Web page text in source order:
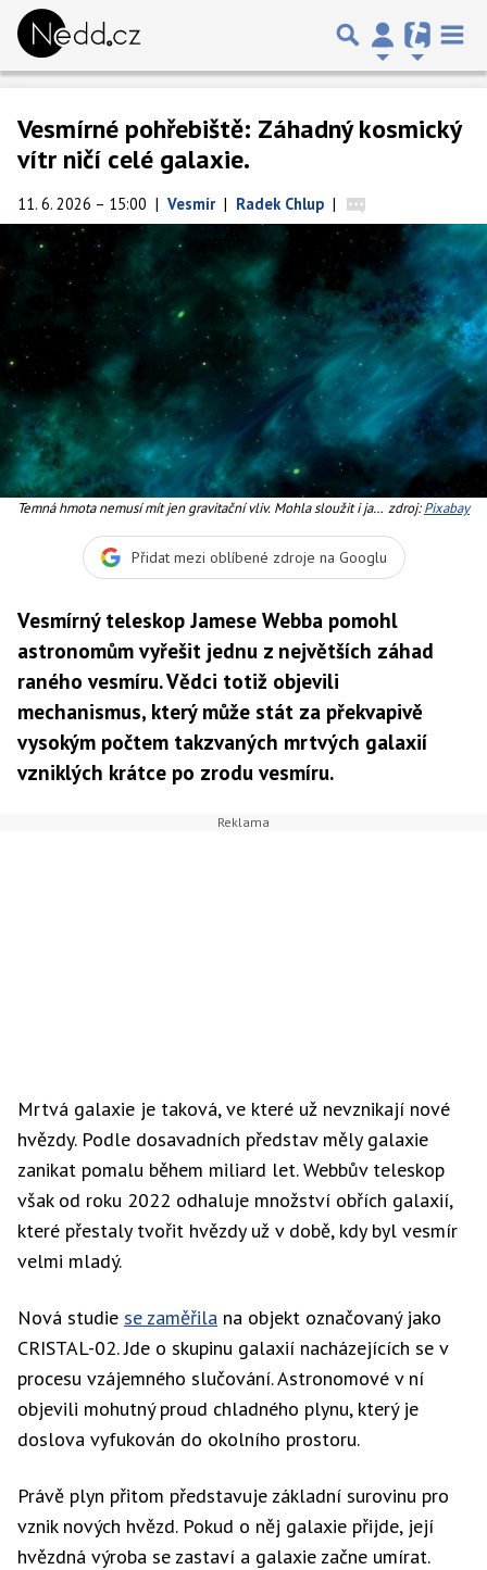
Vesmírné pohřebiště: Záhadný kosmický
vítr ničí celé galaxie.
11. 6. 2026 – 15:00 | Vesmír | Radek Chlup |
Temná hmota nemusí mít jen gravitační vliv. Mohla sloužit i jako zdroj:Pixabay
Přidat mezi oblíbené zdroje na Googlu
Vesmírný teleskop Jamese Webba pomohl
astronomům vyřešit jednu z největších záhad
raného vesmíru. Vědci totiž objevili
mechanismus, který může stát za překvapivě
vysokým počtem takzvaných mrtvých galaxií
vzniklých krátce po zrodu vesmíru.
Mrtvá galaxie je taková, ve které už nevznikají nové
hvězdy. Podle dosavadních představ měly galaxie
zanikat pomalu během miliard let. Webbův teleskop
však od roku 2022 odhaluje množství obřích galaxií,
které přestaly tvořit hvězdy už v době, kdy byl vesmír
velmi mladý.
Nová studie se zaměřila na objekt označovaný jako
CRISTAL-02. Jde o skupinu galaxií nacházejících se v
procesu vzájemného slučování. Astronomové v ní
objevili mohutný proud chladného plynu, který je
doslova vyfukován do okolního prostoru.
Právě plyn přitom představuje základní surovinu pro
vznik nových hvězd. Pokud o něj galaxie přijde, její
hvězdná výroba se zastaví a galaxie začne umírat.